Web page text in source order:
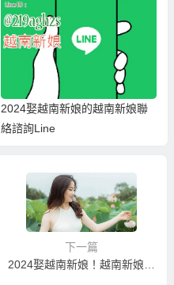
2024娶越南新娘的越南新娘聯
絡諮詢Line
下一篇